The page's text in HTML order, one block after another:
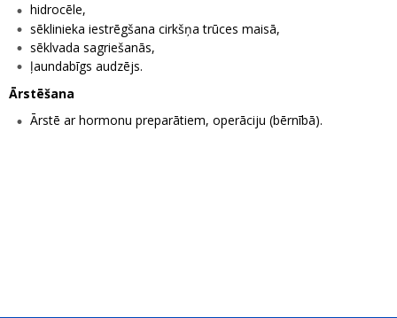
hidrocēle,
sēklinieka iestrēgšana cirkšņa trūces maisā,
sēklvada sagriešanās,
ļaundabīgs audzējs.
Ārstēšana
Ārstē ar hormonu preparātiem, operāciju (bērnībā).